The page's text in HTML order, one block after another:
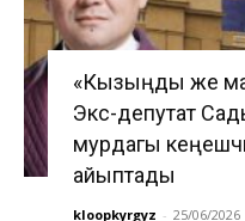
«Кызыңды же
Экс-депутат
мурдагы
айыптады
kloopkyrgyz - 25/06/2026